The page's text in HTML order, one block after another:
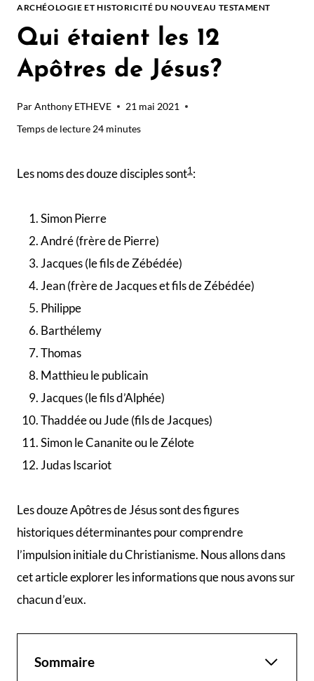
ARCHÉOLOGIE ET HISTORICITÉ DU NOUVEAU TESTAMENT
Qui étaient les 12
Apôtres de Jésus?
ParAnthony ETHEVE
21 mai 2021
Temps de lecture 24 minutes
Les noms des douze disciples sont1 :
Simon Pierre
André (frère de Pierre)
Jacques (le fils de Zébédée)
Jean (frère de Jacques et fils de Zébédée)
Philippe
Barthélemy
Thomas
Matthieu le publicain
Jacques (le fils d’Alphée)
Thaddée ou Jude (fils de Jacques)
Simon le Cananite ou le Zélote
Judas Iscariot
Les douze Apôtres de Jésus sont des figures
historiques déterminantes pour comprendre
l’impulsion initiale du Christianisme. Nous allons dans
cet article explorer les informations que nous avons sur
chacun d’eux.
Sommaire